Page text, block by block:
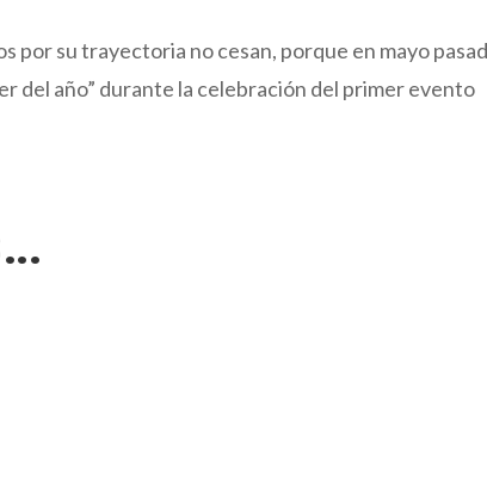
por su trayectoria no cesan, porque en mayo
del año” durante la celebración del primer evento